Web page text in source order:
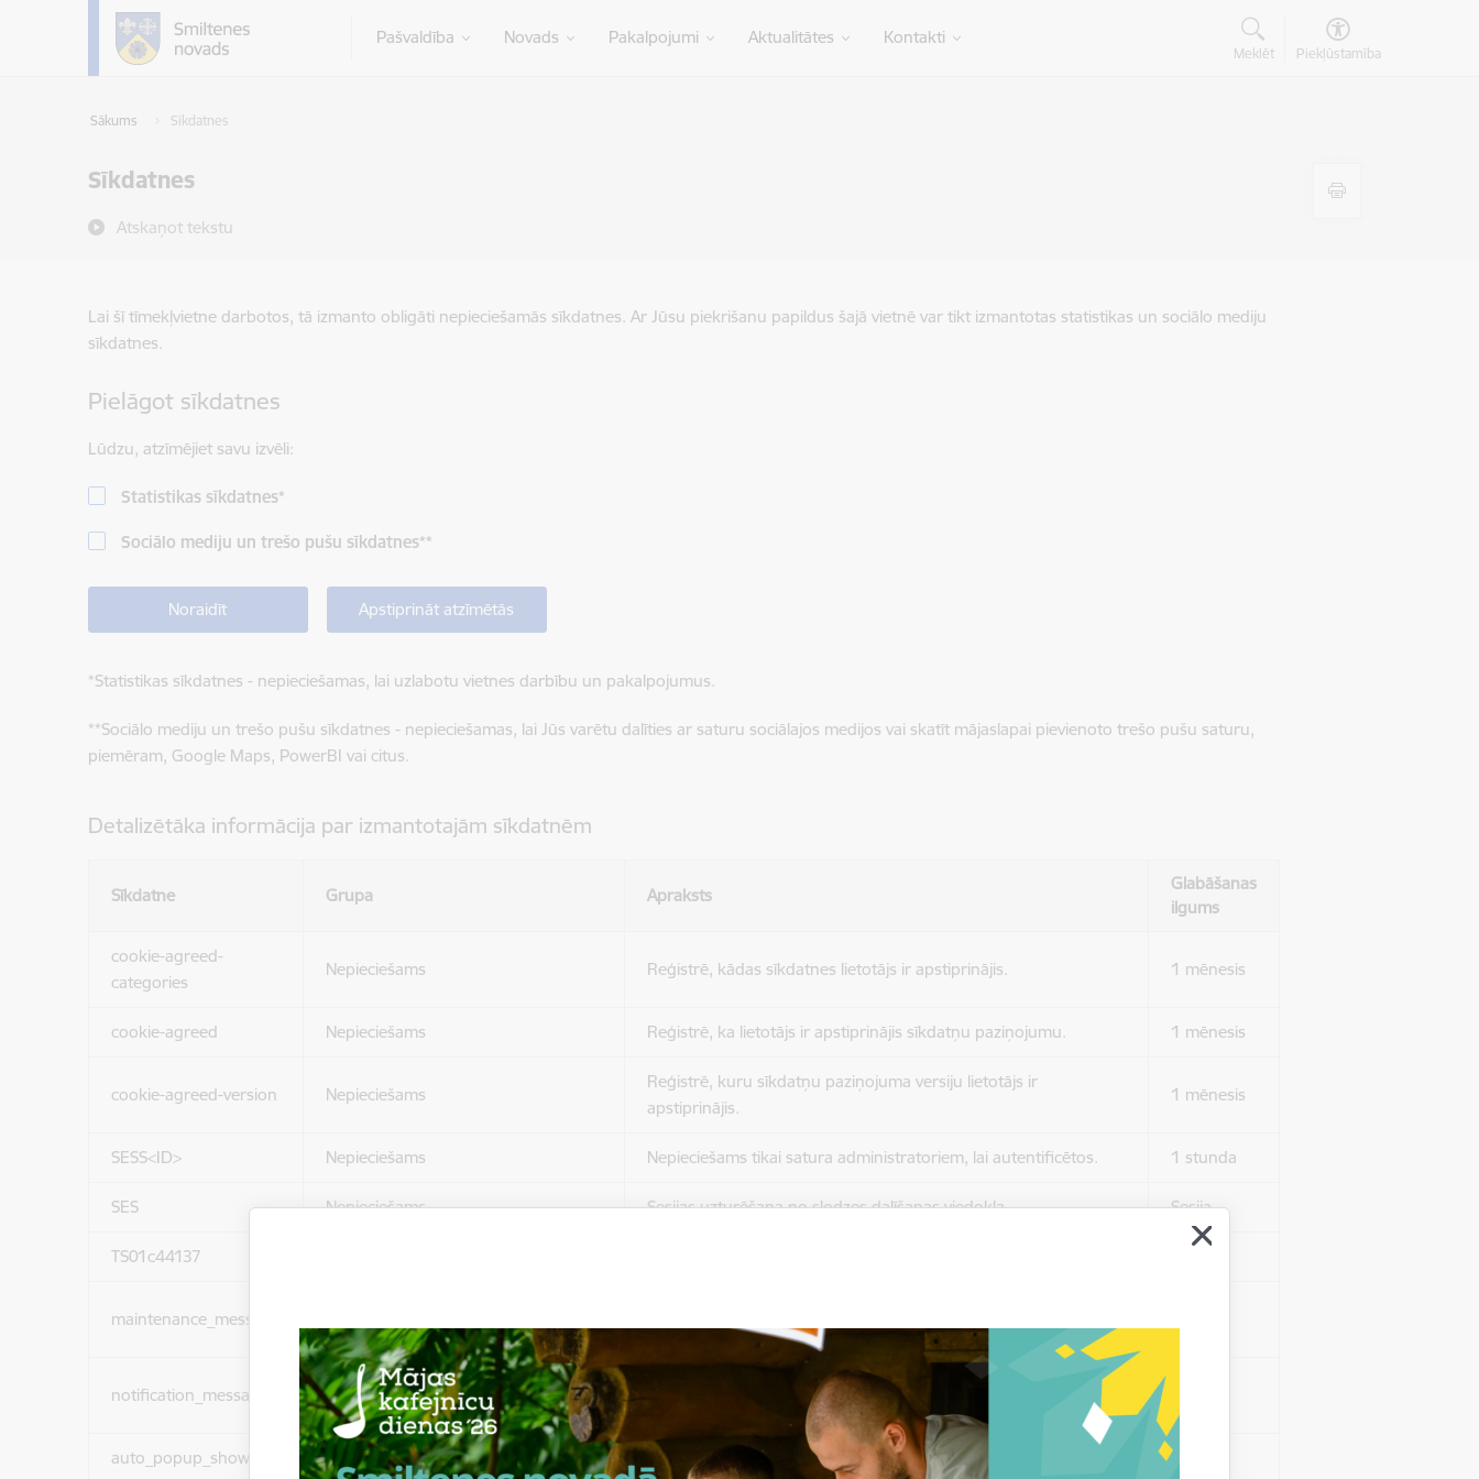
Pāriet uz lapas saturu
Pašvaldība Novads Pakalpojumi Aktualitātes Kontakti
Meklēt Piekļūstamība
Sākums Sīkdatnes
Sīkdatnes
Atskaņot tekstu
Lai šī tīmekļvietne darbotos, tā izmanto obligāti nepieciešamās sīkdatnes. Ar Jūsu piekrišanu papildus šajā vietnē var tikt izmantotas statistikas un sociālo mediju
sīkdatnes.
Pielāgot sīkdatnes
Lūdzu, atzīmējiet savu izvēli:
Statistikas sīkdatnes*
Sociālo mediju un trešo pušu sīkdatnes**
Noraidīt Apstiprināt atzīmētās
*Statistikas sīkdatnes - nepieciešamas, lai uzlabotu vietnes darbību un pakalpojumus.
**Sociālo mediju un trešo pušu sīkdatnes - nepieciešamas, lai Jūs varētu dalīties ar saturu sociālajos medijos vai skatīt mājaslapai pievienoto trešo pušu saturu,
piemēram, Google Maps, PowerBI vai citus.
Detalizētāka informācija par izmantotajām sīkdatnēm
Sīkdatne Grupa Apraksts
Glabāšanas
ilgums
cookie-agreed-
categories
Nepieciešams Reģistrē, kādas sīkdatnes lietotājs ir apstiprinājis. 1 mēnesis
cookie-agreed Nepieciešams Reģistrē, ka lietotājs ir apstiprinājis sīkdatņu paziņojumu. 1 mēnesis
cookie-agreed-version Nepieciešams
Reģistrē, kuru sīkdatņu paziņojuma versiju lietotājs ir
apstiprinājis.
1 mēnesis
SESS<ID> Nepieciešams Nepieciešams tikai satura administratoriem, lai autentificētos. 1 stunda
SES Nepieciešams Sesijas uzturēšana no slodzes dalīšanas viedokļa. Sesija
TS01c44137
maintenance_message
ziņojumus pēc tam, kad viņi ir izlasījuši un aizvēruši tos.
notification_messages Nepieciešams
Sīkdatne ir nepieciešama, lai visiem lietotājiem nerādītu
ziņojumus pēc tam, kad viņi ir izlasījuši un aizvēruši tos.
auto_popup_showed Nepieciešams Reģistrē, ka tiek parādīts modālais logs. Sesija